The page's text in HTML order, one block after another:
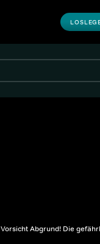
Vorsicht Abgrund! Die